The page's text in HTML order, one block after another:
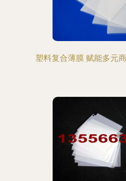
塑料复合薄膜 赋能多元